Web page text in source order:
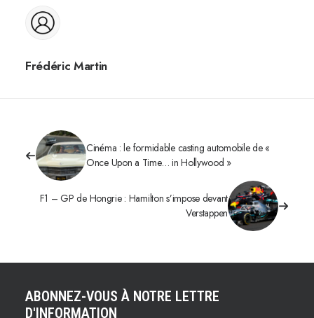
Frédéric Martin
Cinéma : le formidable casting automobile de «
Once Upon a Time… in Hollywood »
F1 – GP de Hongrie : Hamilton s’impose devant
Verstappen
ABONNEZ-VOUS À NOTRE LETTRE
D'INFORMATION